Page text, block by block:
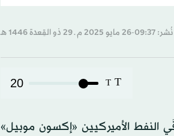
نُشر: 09:37-26 مايو 2025 م ـ 29 ذو القِعدة 1446 هـ
T
T
20
النفط الأميركيين «إكسون موبيل»